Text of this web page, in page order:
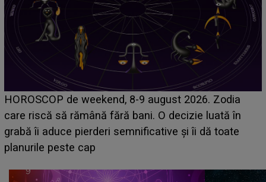
Emanuel a ținut ACEST DETALIU ASCUNS până
acum! În fața Alexandrei, concurentul din Casa Iubirii
face o MĂRTURISIRE NEAȘTEPTATĂ despre mama
sa: "I-am spus și ei în față, eu nu te iubesc pentru